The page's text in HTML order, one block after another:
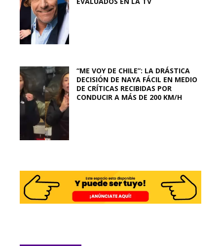
“ME VOY DE CHILE”: LA DRÁSTICA
DECISIÓN DE NAYA FÁCIL EN MEDIO
DE CRÍTICAS RECIBIDAS POR
CONDUCIR A MÁS DE 200 KM/H